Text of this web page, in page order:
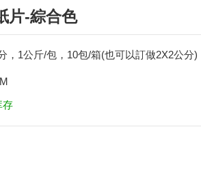
片-綜合色
，1公斤/包，10包/箱(也可以訂做2X2公分)
存